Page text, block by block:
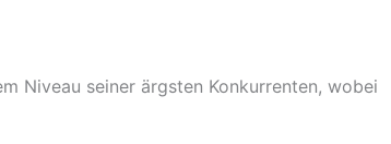
Niveau seiner ärgsten Konkurrenten, wobei